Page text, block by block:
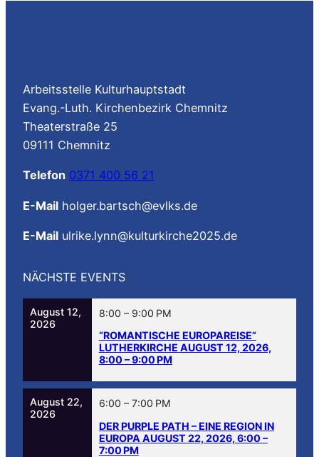
Arbeitsstelle Kulturhauptstadt
Evang.-Luth. Kirchenbezirk Chemnitz
Theaterstraße 25
09111 Chemnitz
Telefon 0371 400 56 21
E-Mail holger.bartsch@evlks.de
E-Mail ulrike.lynn@kulturkirche2025.de
NÄCHSTE EVENTS
August 12,
2026
8:00 –9:00 PM
“ROMANTISCHE EUROPAREISE”
LUTHERKIRCHE AUGUST 12, 2026,
8:00 –9:00 PM
August 22,
2026
6:00 –7:00 PM
DER PURPLE PATH – EINE REGION IN
EUROPA AUGUST 22, 2026, 6:00 –
7:00 PM